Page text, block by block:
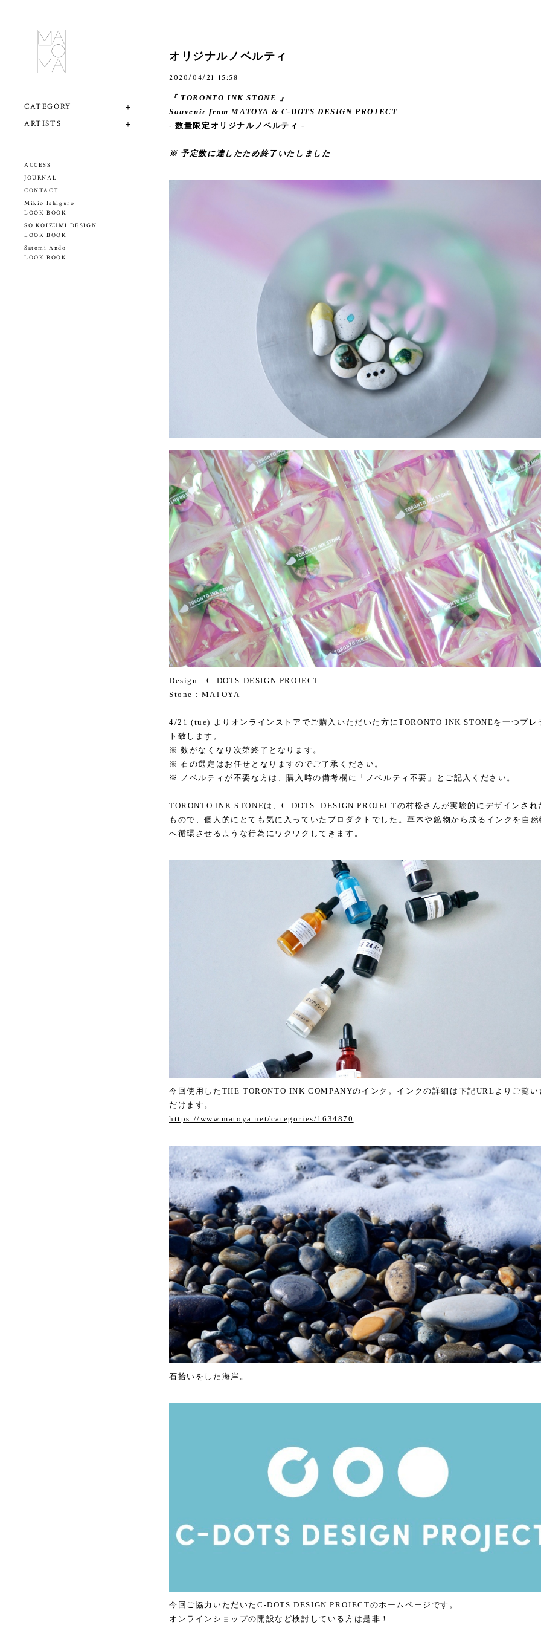
CATEGORY
ARTISTS
ACCESS
JOURNAL
CONTACT
Mikio Ishiguro
LOOK BOOK
SO KOIZUMI DESIGN
LOOK BOOK
Satomi Ando
LOOK BOOK
オリジナルノベルティ
2020/04/21 15:58
『 TORONTO INK STONE 』
Souvenir from MATOYA & C-DOTS DESIGN PROJECT
- 数量限定オリジナルノベルティ -
※ 予定数に達したため終了いたしました
Design : C-DOTS DESIGN PROJECT
Stone : MATOYA
4/21 (tue) よりオンラインストアでご購入いただいた方にTORONTO INK STONEを一つプレ
ト致します。
※ 数がなくなり次第終了となります。
※ 石の選定はお任せとなりますのでご了承ください。
※ ノベルティが不要な方は、購入時の備考欄に「ノベルティ不要」とご記入ください。
TORONTO INK STONEは、C-DOTS DESIGN PROJECTの村松さんが実験的にデザインされ
もので、個人的にとても気に入っていたプロダクトでした。草木や鉱物から成るインクを自然
へ循環させるような行為にワクワクしてきます。
今回使用したTHE TORONTO INK COMPANYのインク。インクの詳細は下記URLよりご覧い
だけます。
https://www.matoya.net/categories/1634870
石拾いをした海岸。
今回ご協力いただいたC-DOTS DESIGN PROJECTのホームページです。
オンラインショップの開設など検討している方は是非！